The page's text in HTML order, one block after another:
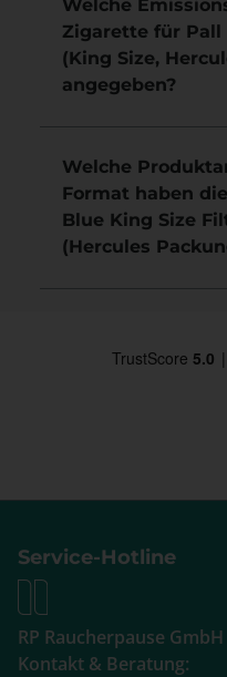
Welche
Zigarette für Pall
(King Size,
angegeben?
Welche
Format haben
Blue King Size
(Hercules
Service-Hotline
RP Raucherpause GmbH
Kontakt & Beratung: